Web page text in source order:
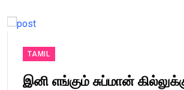
TAMIL
இனி எங்கும் சுப்மான்